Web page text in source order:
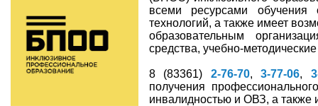
всеми ресурсами обучения
технологий, а также имеет
образовательным
средства, учебно-
8 (83361) 2-76-70,3-77-06,
получения
инвалидностью и ОВЗ, а также